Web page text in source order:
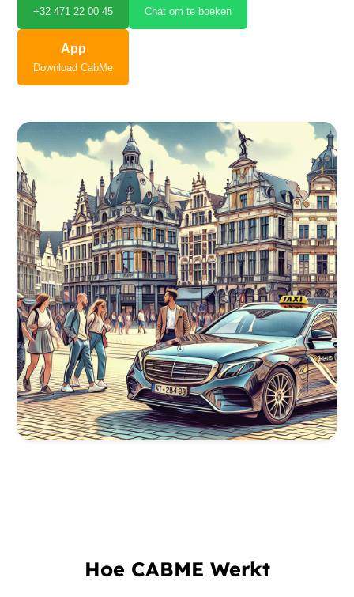
+32 471 22 00 45 Chat om te boeken
App
Download CabMe
Hoe CABME Werkt